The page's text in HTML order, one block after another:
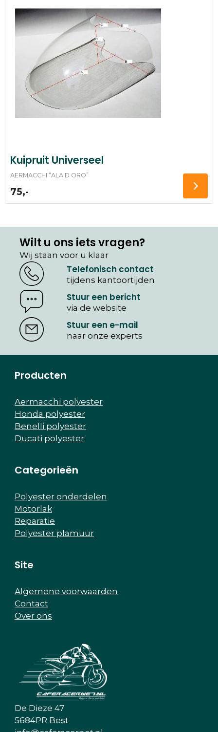
Kuipruit Universeel
AERMACCHI “ALA D ORO”
75,-
Wilt u ons iets vragen?
Wij staan voor u klaar
Telefonisch contact
tijdens kantoortijden
Stuur een bericht
via de website
Stuur een e-mail
naar onze experts
Producten
Aermacchi polyester
Honda polyester
Benelli polyester
Ducati polyester
Categorieën
Polyester onderdelen
Motorlak
Reparatie
Polyester plamuur
Site
Algemene voorwaarden
Contact
Over ons
De Dieze 47
5684PR Best